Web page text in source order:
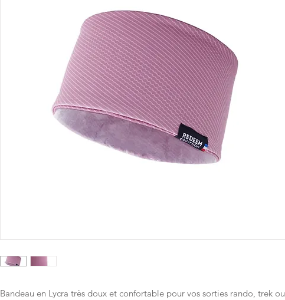
Bandeau en Lycra très doux et confortable pour vos sorties rando, trek ou